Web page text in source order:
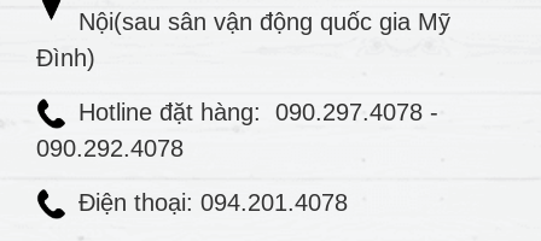
Nội(sau sân vận động quốc gia Mỹ
Đình)
Hotline đặt hàng: 090.297.4078 -
090.292.4078
Điện thoại: 094.201.4078